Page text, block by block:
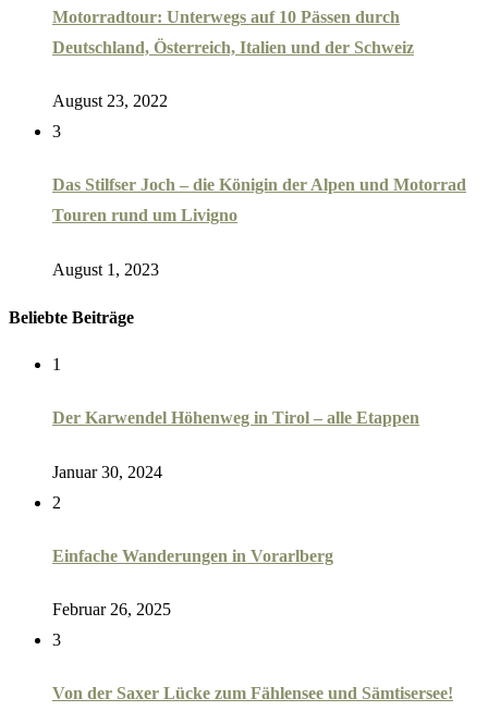
Motorradtour: Unterwegs auf 10 Pässen durch
Deutschland, Österreich, Italien und der Schweiz
August 23, 2022
3
Das Stilfser Joch – die Königin der Alpen und Motorrad
Touren rund um Livigno
August 1, 2023
Beliebte Beiträge
1
Der Karwendel Höhenweg in Tirol – alle Etappen
Januar 30, 2024
2
Einfache Wanderungen in Vorarlberg
Februar 26, 2025
3
Von der Saxer Lücke zum Fählensee und Sämtisersee!